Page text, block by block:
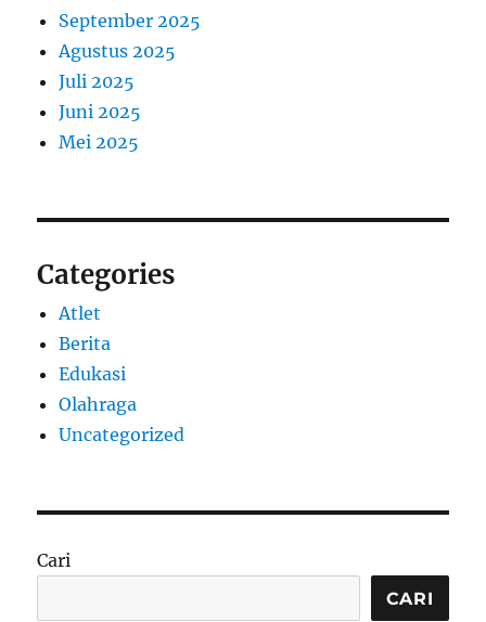
September 2025
Agustus 2025
Juli 2025
Juni 2025
Mei 2025
Categories
Atlet
Berita
Edukasi
Olahraga
Uncategorized
Cari
CARI